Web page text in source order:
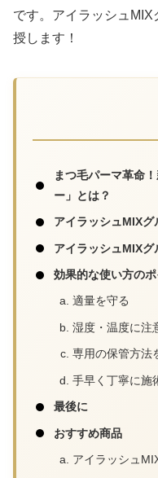
です。アイラッシュ
授します！
まつ毛パーマ革命
ー」とは？
アイラッシュMIXグ
アイラッシュMIXグ
効果的な使い方のポ
適量を守る
湿度・温度に注
専用の保管方法
手早く丁寧に施
最後に
おすすめ商品
アイラッシュ